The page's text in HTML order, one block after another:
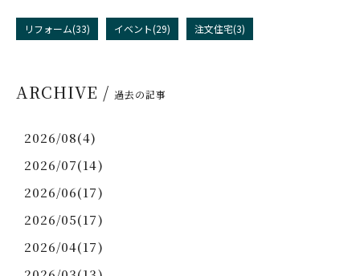
リフォーム(33) イベント(29) 注文住宅(3)
ARCHIVE / 過去の記事
2026/08(4)
2026/07(14)
2026/06(17)
2026/05(17)
2026/04(17)